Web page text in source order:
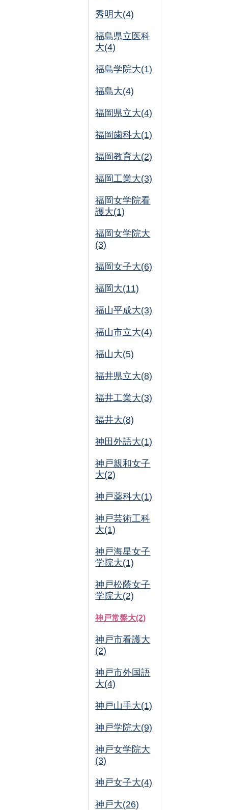
秀明大(4)
福島県立医科
大(4)
福島学院大(1)
福島大(4)
福岡県立大(4)
福岡歯科大(1)
福岡教育大(2)
福岡工業大(3)
福岡女学院看
護大(1)
福岡女学院大
(3)
福岡女子大(6)
福岡大(11)
福山平成大(3)
福山市立大(4)
福山大(5)
福井県立大(8)
福井工業大(3)
福井大(8)
神田外語大(1)
神戸親和女子
大(2)
神戸薬科大(1)
神戸芸術工科
大(1)
神戸海星女子
学院大(1)
神戸松蔭女子
学院大(2)
神戸常盤大(2)
神戸市看護大
(2)
神戸市外国語
大(4)
神戸山手大(1)
神戸学院大(9)
神戸女学院大
(3)
神戸女子大(4)
神戸大(26)